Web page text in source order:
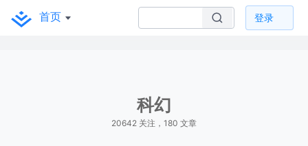
首页 登录
科幻
20642 关注，180 文章